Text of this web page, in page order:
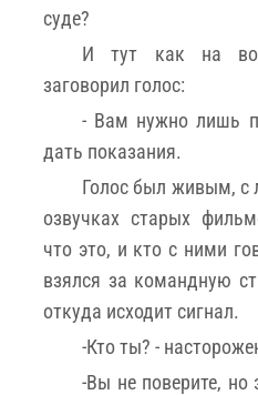
суде?
И тут как на
заговорил голос:
- Вам нужно лишь
дать показания.
Голос был живым, с
озвучках старых
что это, и кто с ними
взялся за командную
откуда исходит сигнал.
-Кто ты? -
-Вы не поверите,